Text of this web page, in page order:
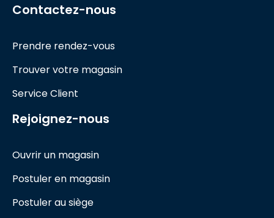
Contactez-nous
Prendre rendez-vous
Trouver votre magasin
Service Client
Rejoignez-nous
Ouvrir un magasin
Postuler en magasin
Postuler au siège